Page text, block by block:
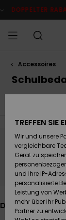
Produkt
springen
zusätzlich auf
MÄNNER
JUNGEN
FRAUEN
SURF
SNOW
DOPPELTER
RABATT
Accessoires
Bleib
da
Das könnte dir
TREFFEN SIE
Wir und unsere
vergleichbare
Gerät zu
und Ihre IP-
personalisierte
Leistung von
mehr über ihr
Partner zu